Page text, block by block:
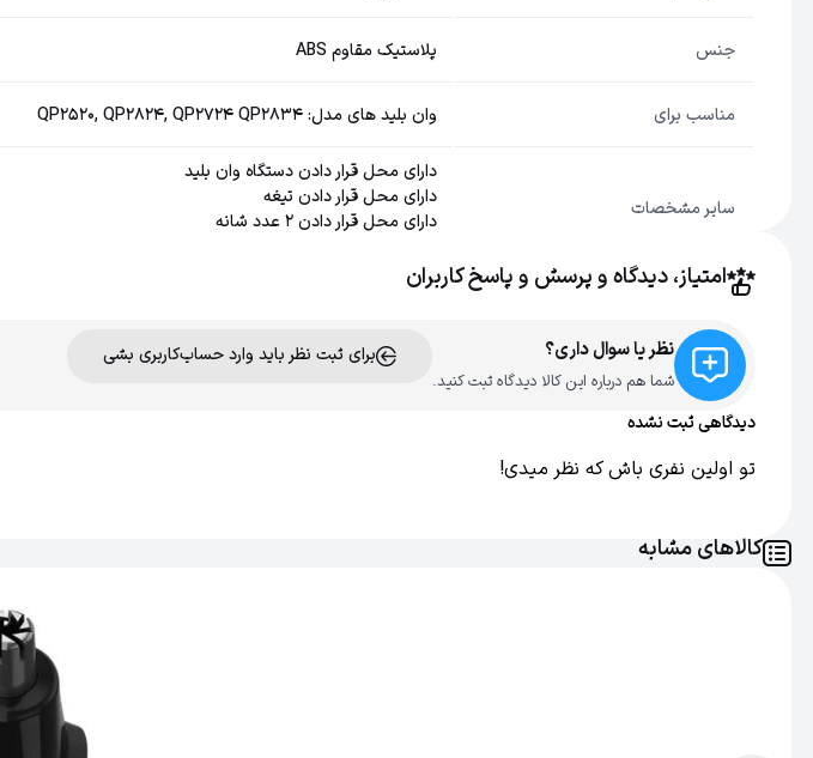
جنس پلاستیک مقاوم ABS
مناسب برای وان بلید های مدل: QP2520, QP2824, QP2724 QP2834
سایر مشخصات
دارای محل قرار دادن دستگاه وان بلید
دارای محل قرار دادن تیغه
دارای محل قرار دادن 2 عدد شانه
امتیاز، دیدگاه و پرسش و پاسخ کاربران
نظر یا سوال داری؟
شما هم درباره این کالا دیدگاه ثبت کنید.
برای ثبت نظر باید وارد حساب‌کاربری بشی
دیدگاهی ثبت نشده
تو اولین نفری باش که نظر میدی!
کالاهای مشابه